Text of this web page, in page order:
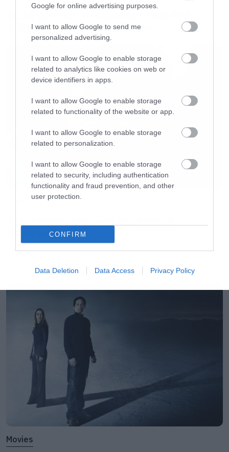
Google for online advertising purposes.
I want to allow Google to send me
personalized advertising.
I want to allow Google to enable storage
related to analytics like cookies on web or
device identifiers in apps.
I want to allow Google to enable storage
related to functionality of the website or app.
I want to allow Google to enable storage
related to personalization.
I want to allow Google to enable storage
related to security, including authentication
functionality and fraud prevention, and other
user protection.
CONFIRM
Data Deletion Data Access Privacy Policy
από Θεούς και αιώνιους μύθους, οι οποίοι
ανέκαθεν μας ενέπνεαν. Οι Έλληνες
Manowarriors θα δείξουν, για άλλη μία φορά,
πως κληρονόμησαν το πνεύμα των προγόνων
τους! Ο αληθινός metal στρατός μας θα
ξαναγυρίσει μαζί μας στην Τελική Μάχη, στις
όχθες της Αθήνας!”
Οι λόγοι της απόλυσης του Sid
Wilson από τους Slipknot
Slipknot!
Movies